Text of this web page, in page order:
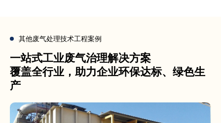
其他废气处理技术工程案例
一站式工业废气治理解决方案
覆盖全行业，助力企业环保达标、绿色生
产